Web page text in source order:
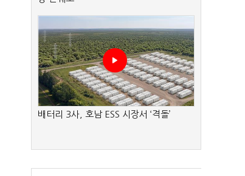
배터리 3사, 호남 ESS 시장서 ‘격돌’